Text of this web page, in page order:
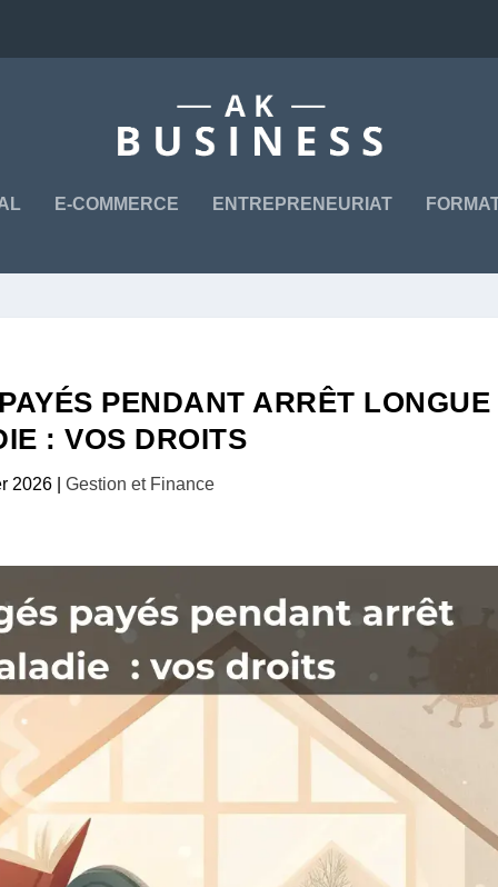
E-COMMERCE ENTREPRENEURIAT
PENDANT ARRÊT LONGUE
: VOS DROITS
2026| Gestion et Finance